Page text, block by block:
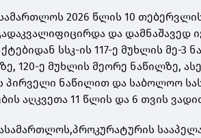
2026 წლის 10
და დამნაშავედ
სსკ-ის 117-ე მუხლის მე-3
120-ე მუხლის მეორე ნაწილზე,
პირველი ნაწილით და საბოლოო
აღკვეთა 11 წლის და 6 თვის